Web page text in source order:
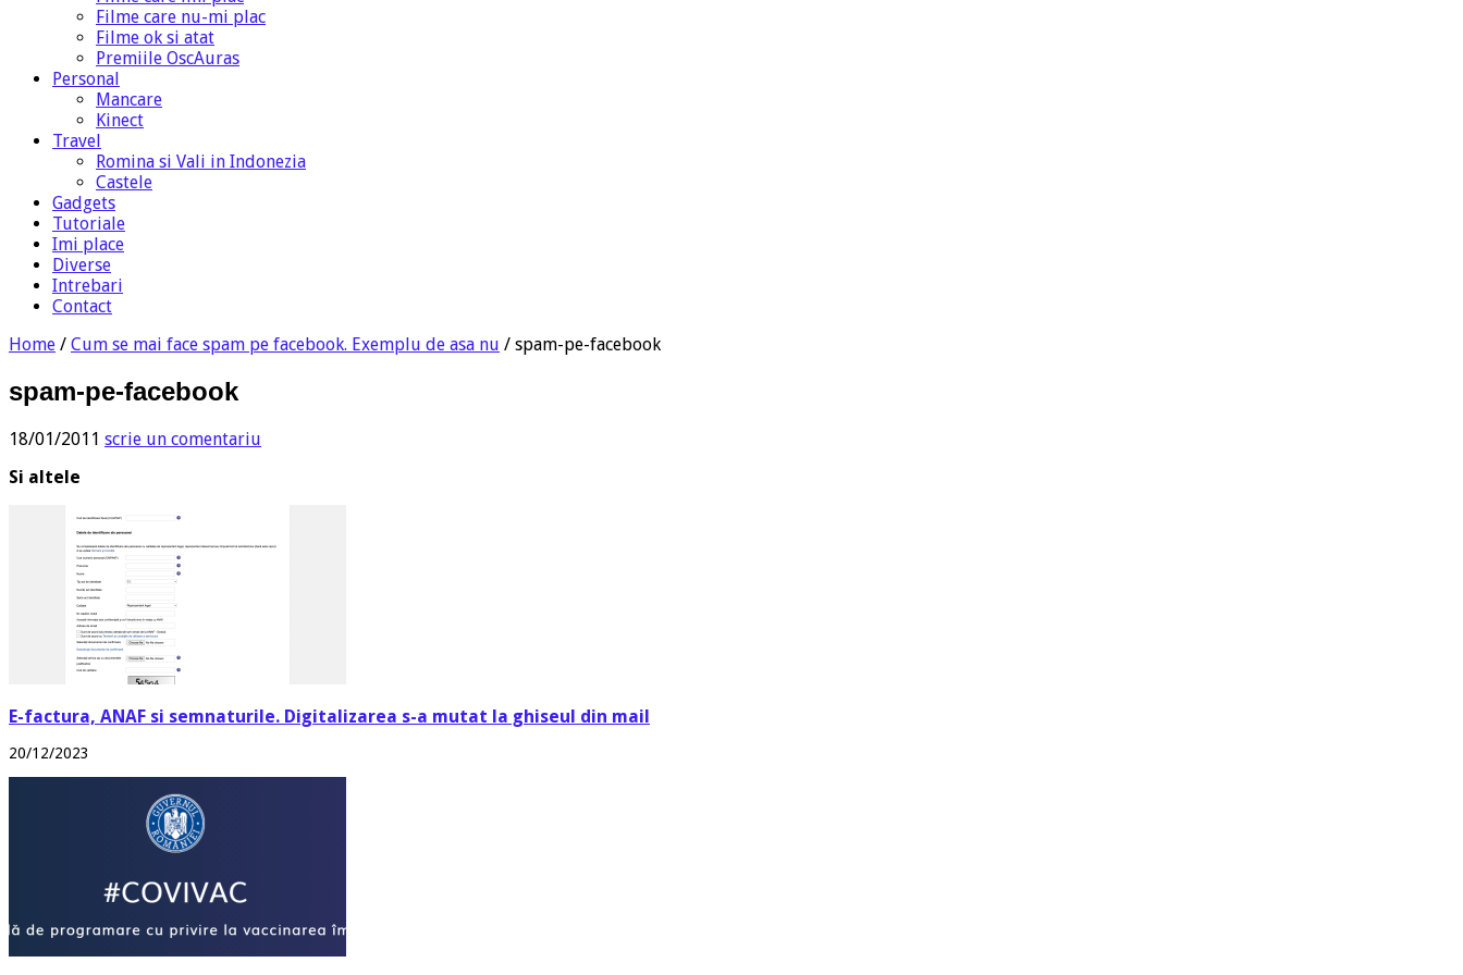
Filme care nu-mi plac
Filme ok si atat
Premiile OscAuras
Personal
Mancare
Kinect
Travel
Romina si Vali in Indonezia
Castele
Gadgets
Tutoriale
Imi place
Diverse
Intrebari
Contact
Home / Cum se mai face spam pe facebook. Exemplu de asa nu / spam-pe-facebook
spam-pe-facebook
18/01/2011 scrie un comentariu
Si altele
E-factura, ANAF si semnaturile. Digitalizarea s-a mutat la ghiseul din mail
20/12/2023